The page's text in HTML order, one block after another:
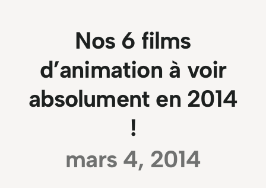
Nos 6 films
d’animation à voir
absolument en 2014
!
mars 4, 2014